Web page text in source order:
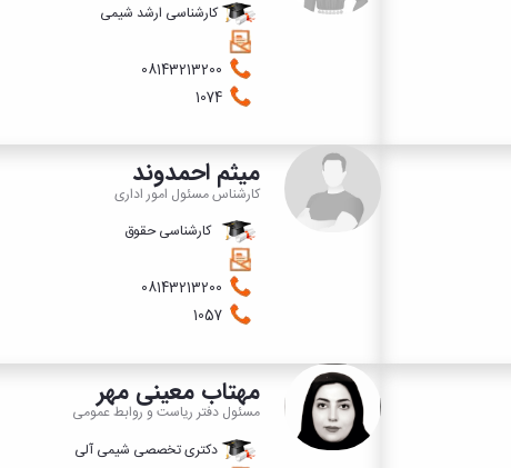
کارشناسی‌ ارشد شیمی
1074
میثم احمدوند
کارشناس مسئول امور اداری
کارشناسی حقوق
1057
مهتاب معینی مهر
مسئول دفتر ریاست و روابط عمومی
دکتری تخصصی شیمی آلی